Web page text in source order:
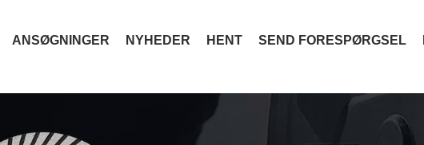
ANSØGNINGER NYHEDER HENT SEND FORESPØRGSEL